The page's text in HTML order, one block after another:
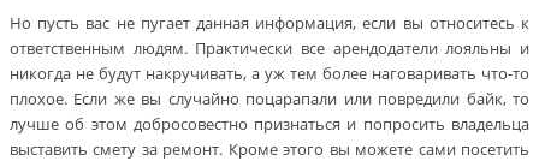
Но пусть вас не пугает данная информация, если вы относитесь к
ответственным людям. Практически все арендодатели лояльны и
никогда не будут накручивать, а уж тем более наговаривать что-то
плохое. Если же вы случайно поцарапали или повредили байк, то
лучше об этом добросовестно признаться и попросить владельца
выставить смету за ремонт. Кроме этого вы можете сами посетить